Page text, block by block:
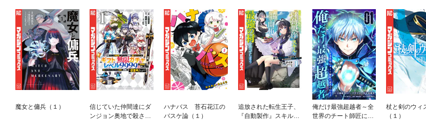
魔女と傭兵（１）
信じていた仲間達にダ
ンジョン奥地で殺され
ハナバス 苔石花江の
バスケ論（１）
追放された転生王子、
『自動製作』スキルで
俺だけ最強超越者～全
世界のチート師匠に認
杖と剣のウィ
（１）